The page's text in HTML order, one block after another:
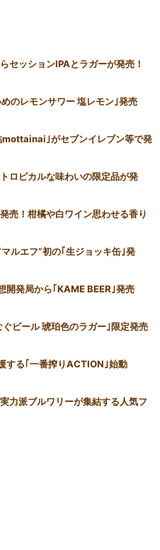
セッションIPAとラガーが発売！
のレモンサワー 塩レモン｣発売
mottainai｣がセブンイレブン等で発
ロピカルな味わいの限定品が発
売！柑橘や白ワイン思わせる香り
ルエフ”初の｢生ジョッキ缶｣発
開発局から｢KAME BEER｣発売
ビール 琥珀色のラガー｣限定発売
する｢一番搾りACTION｣始動
力派ブルワリーが集結する人気フ